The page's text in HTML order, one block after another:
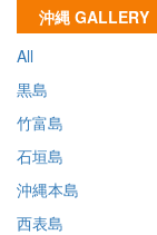
沖縄 GALLERY
All
黒島
竹富島
石垣島
沖縄本島
西表島